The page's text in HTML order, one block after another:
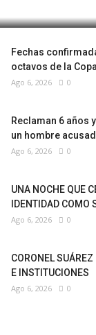
Fechas
octavos de la
Ago 6, 2026 0
Reclaman 6 años
un hombre
Ago 6, 2026 0
UNA NOCHE QUE
IDENTIDAD COMO
Ago 6, 2026 0
CORONEL
E INSTITUCIONES
Ago 6, 2026 0